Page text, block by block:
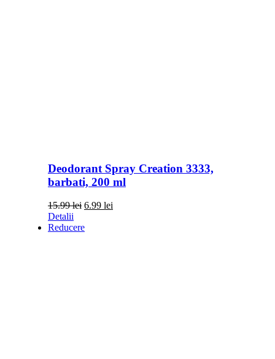
Deodorant Spray Creation 3333,
barbati, 200 ml
15.99lei Prețul
a
6.99 leiPrețul
Detalii
Reducere